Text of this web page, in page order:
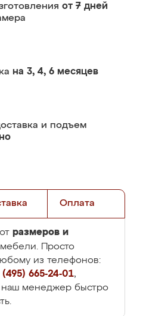
от 7 дней
на 3, 4, 6 месяцев
и подъем
Оплата
размеров и
Просто
из телефонов:
(495) 665-24-01,
наш менеджер быстро